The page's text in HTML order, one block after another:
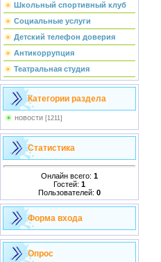
Школьный спортивный клуб
Социальные услуги
Детский телефон доверия
Антикоррупция
Театральная студия
Категории раздела
новости [1211]
Статистика
Онлайн всего: 1
Гостей: 1
Пользователей: 0
Форма входа
Опрос